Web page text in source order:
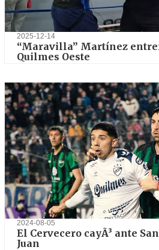
2025-12-14
“Maravilla” Martínez
Quilmes Oeste
2024-08-05
El Cervecero cayÃ³ ante
Juan